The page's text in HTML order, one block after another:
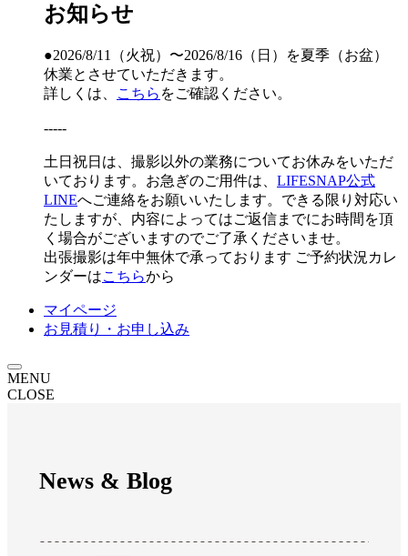
お知らせ
●2026/8/11（火祝）〜2026/8/16（日）を夏季（お盆）
休業とさせていただきます。
詳しくは、
こちら をご確認ください。
-----
土日祝日は、撮影以外の業務についてお休みをいただ
いております。お急ぎのご用件は、 LIFESNAP公式
LINEへご連絡をお願いいたします。できる限り対応い
たしますが、内容によってはご返信までにお時間を頂
く場合がございますのでご了承くださいませ。
出張撮影は年中無休で承っております ご予約状況カレ
ンダーはこちらから
マイページ
お見積り・お申し込み
MENU
CLOSE
News & Blog